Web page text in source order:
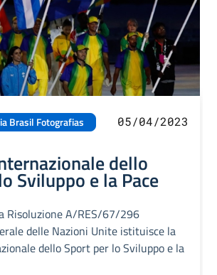
Brasil Fotografias 05/04/2023
dello
Sviluppo e la Pace
Risoluzione A/RES/67/296
delle Nazioni Unite istituisce la
dello Sport per lo Sviluppo e la